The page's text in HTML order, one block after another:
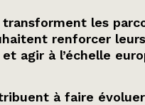
les
renforcer
agir à l’échelle
à faire